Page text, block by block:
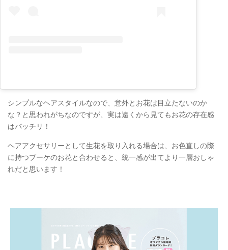
シンプルなヘアスタイルなので、意外とお花は目立たないのか
な？と思われがちなのですが、実は遠くから見てもお花の存在感
はバッチリ！
ヘアアクセサリーとして生花を取り入れる場合は、お色直しの際
に持つブーケのお花と合わせると、統一感が出てより一層おしゃ
れだと思います！